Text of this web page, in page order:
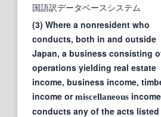
国語訳データベースシステム
(3) Where a nonresident who
conducts, both in and outside
Japan, a business consisting
operations yielding real estate
income, business income,
income ormiscellaneous
conducts any of the acts listed